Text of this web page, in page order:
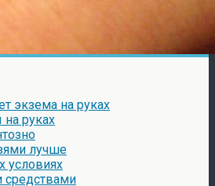
экзема на руках
руках
лучше
условиях